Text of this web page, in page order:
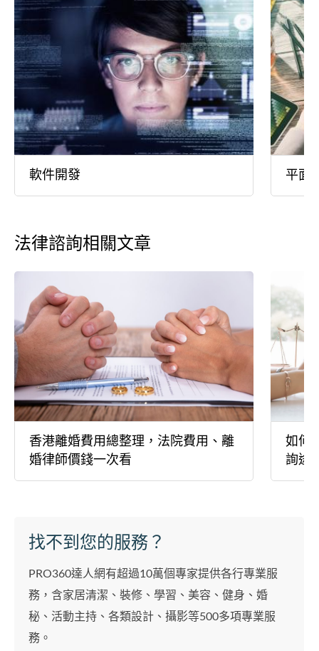
軟件開發 平面
法律諮詢相關文章
香港離婚費用總整理，法院費用、離
婚律師價錢一次看
如何
詢途
找不到您的服務？
PRO360達人網有超過10萬個專家提供各行專業服
務，含家居清潔、裝修、學習、美容、健身、婚
秘、活動主持、各類設計、攝影等500多項專業服
務。